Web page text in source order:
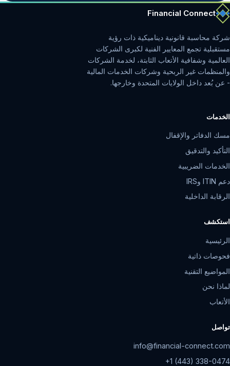
Financial Connect
شركة محاسبة قانونية ديناميكية ذات رؤية
مستقبلية تجمع المعايير الفنية لكبرى الشركات
العالمية وشفافية الأتعاب الثابتة، لخدمة الشركات
والمنظمات غير الربحية وشركات الخدمات المالية
- عن بُعد داخل الولايات المتحدة وخارجها.
الخدمات
مسك الدفاتر والإقفال
التأكيد والتدقيق
الخدمات الضريبية
دعم ITIN وIRS
الرقابة الداخلية
استكشف
الرئيسية
فحوصات ذاتية
المواضيع التقنية
لماذا نحن
الأتعاب
تواصل
info@financial-connect.com
+1 (443) 338-0474